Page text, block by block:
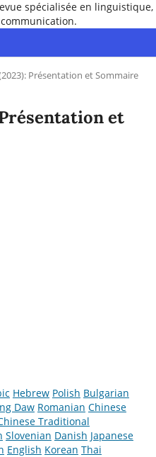
spécialisée en linguistique,
Présentation et Sommaire
et
Hebrew Polish Bulgarian
Daw Romanian Chinese
Traditional
Slovenian Danish Japanese
English Korean Thai